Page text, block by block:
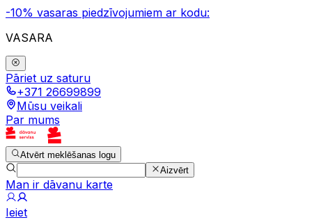
-10% vasaras piedzīvojumiem ar kodu:
VASARA
Pāriet uz saturu
+371 26699899
Mūsu veikali
Par mums
Atvērt meklēšanas logu
Aizvērt
Man ir dāvanu karte
Ieiet